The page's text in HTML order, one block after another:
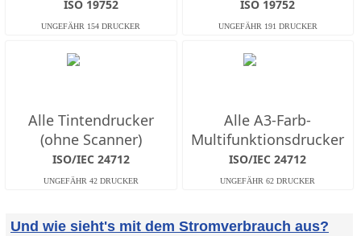
ISO 19752 ISO 19752
Alle Tintendrucker
(ohne Scanner)
ISO/IEC 24712
Alle A3-Farb-
Multifunktionsdrucker
ISO/IEC 24712
Und wie sieht's mit dem Stromverbrauch aus?